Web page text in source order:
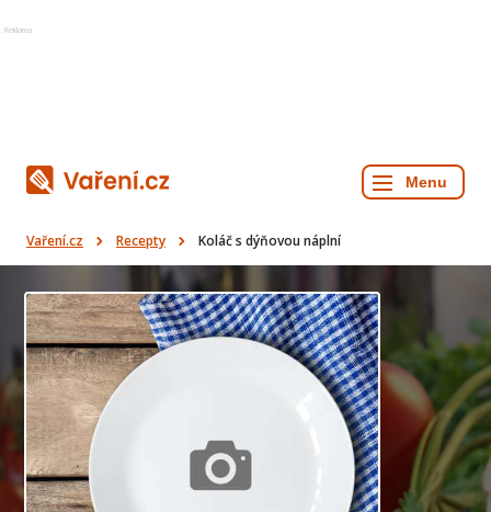
Reklama
Vaření.cz Recepty Koláč s dýňovou náplní